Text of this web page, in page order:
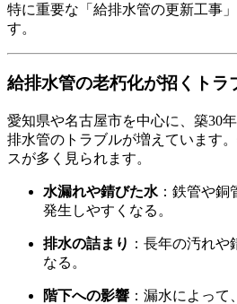
特に重要な「給排水管の更新工事
す。
給排水管の老朽化が招くトラ
愛知県や名古屋市を中心に、築30
排水管のトラブルが増えています
スが多く見られます。
水漏れや錆びた水 ：鉄管や
発生しやすくなる。
排水の詰まり ：長年の汚れや
なる。
階下への影響 ：漏水によっ